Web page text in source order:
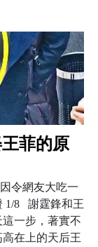
菲的原
令網友大吃一
1/8 謝霆鋒和王
一步，著實不
在上的天后王